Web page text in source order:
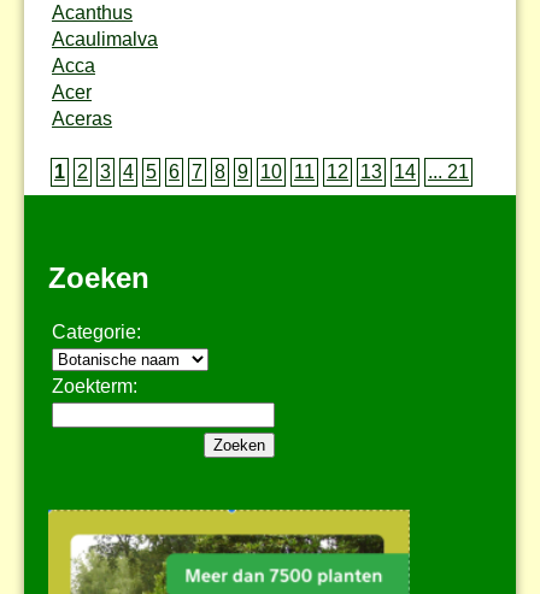
Acanthus
Acaulimalva
Acca
Acer
Aceras
1 2 3 4 5 6 7 8 9 10 11 12 13 14 ... 21
Zoeken
Categorie:
Zoekterm: